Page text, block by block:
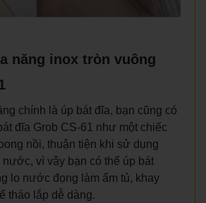
năng inox tròn vuông
chính là úp bát đĩa, bạn cũng có
đĩa Grob CS-61 như một chiếc
nồi, thuận tiện khi sử dụng
vì vậy bạn có thể úp bát
lo nước đọng làm ẩm tủ, khay
tháo lắp dễ dàng.